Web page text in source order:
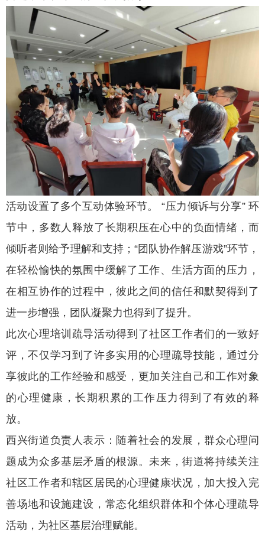
活动设置了多个互动体验环节。 “压力倾诉与分享” 环
节中，多数人释放了长期积压在心中的负面情绪，而
倾听者则给予理解和支持；“团队协作解压游戏”环节，
在轻松愉快的氛围中缓解了工作、生活方面的压力，
在相互协作的过程中，彼此之间的信任和默契得到了
进一步增强，团队凝聚力也得到了提升。
此次心理培训疏导活动得到了社区工作者们的一致好
评，不仅学习到了许多实用的心理疏导技能，通过分
享彼此的工作经验和感受，更加关注自己和工作对象
的心理健康，长期积累的工作压力得到了有效的释
放。
西兴街道负责人表示：随着社会的发展，群众心理问
题成为众多基层矛盾的根源。未来，街道将持续关注
社区工作者和辖区居民的心理健康状况，加大投入完
善场地和设施建设，常态化组织群体和个体心理疏导
活动，为社区基层治理赋能。